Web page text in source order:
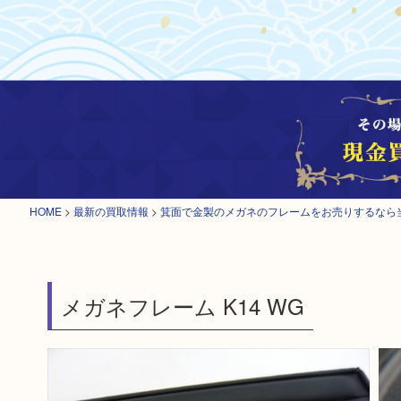
HOME > 最新の買取情報 > 箕面で金製のメガネのフレームをお売りするなら
メガネフレーム K14 WG